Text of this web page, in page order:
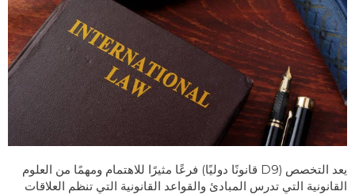
يعد التخصص (D9 قانونًا دوليًا) فرعًا مثيرًا للاهتمام ومهمًا من العلوم
القانونية التي تدرس المبادئ والقواعد القانونية التي تنظم العلاقات